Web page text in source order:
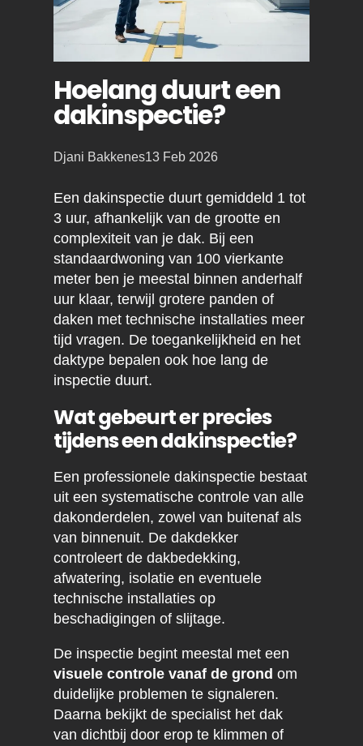
Hoelang duurt een
dakinspectie?
Posted
Djani Bakkenes13 Feb 2026
Een dakinspectie duurt gemiddeld 1 tot
3 uur, afhankelijk van de grootte en
complexiteit van je dak. Bij een
standaardwoning van 100 vierkante
meter ben je meestal binnen anderhalf
uur klaar, terwijl grotere panden of
daken met technische installaties meer
tijd vragen. De toegankelijkheid en het
daktype bepalen ook hoe lang de
inspectie duurt.
Wat gebeurt er precies
tijdens een dakinspectie?
Een professionele dakinspectie bestaat
uit een systematische controle van alle
dakonderdelen, zowel van buitenaf als
van binnenuit. De dakdekker
controleert de dakbedekking,
afwatering, isolatie en eventuele
technische installaties op
beschadigingen of slijtage.
De inspectie begint meestal met een
visuele controle vanaf de grond om
duidelijke problemen te signaleren.
Daarna bekijkt de specialist het dak
van dichtbij door erop te klimmen of